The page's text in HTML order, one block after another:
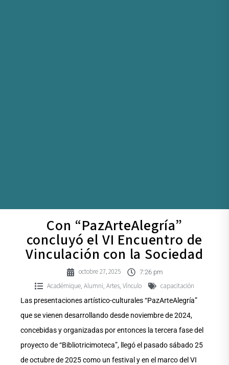
Con “PazArteAlegría”
concluyó el VI Encuentro de
Vinculación con la Sociedad
octobre 27, 2025 7:26 pm
Académique, Alumni, Artes, Vínculo capacitación
Las presentaciones artístico-culturales “PazArteAlegría”
que se vienen desarrollando desde noviembre de 2024,
concebidas y organizadas por entonces la tercera fase del
proyecto de “Bibliotricimoteca”, llegó el pasado sábado 25
de octubre de 2025 como un festival y en el marco del VI